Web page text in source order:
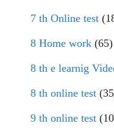
7 th Online test
8 Home work (65)
8 th e learnig
8 th online test
9 th online test